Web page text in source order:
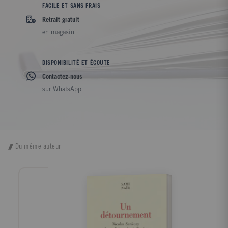
FACILE ET SANS FRAIS
Retrait gratuit
en magasin
DISPONIBILITÉ ET ÉCOUTE
Contactez-nous
sur WhatsApp
Du même auteur